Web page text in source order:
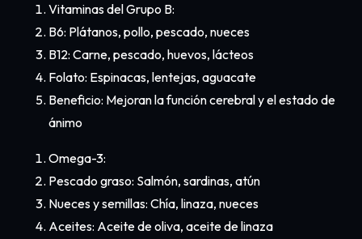
Vitaminas del Grupo B:
B6: Plátanos, pollo, pescado, nueces
B12: Carne, pescado, huevos, lácteos
Folato: Espinacas, lentejas, aguacate
Beneficio: Mejoran la función cerebral y el estado de
ánimo
Omega-3:
Pescado graso: Salmón, sardinas, atún
Nueces y semillas: Chía, linaza, nueces
Aceites: Aceite de oliva, aceite de linaza